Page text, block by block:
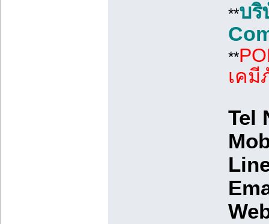
**บริ
**
เค
Tel